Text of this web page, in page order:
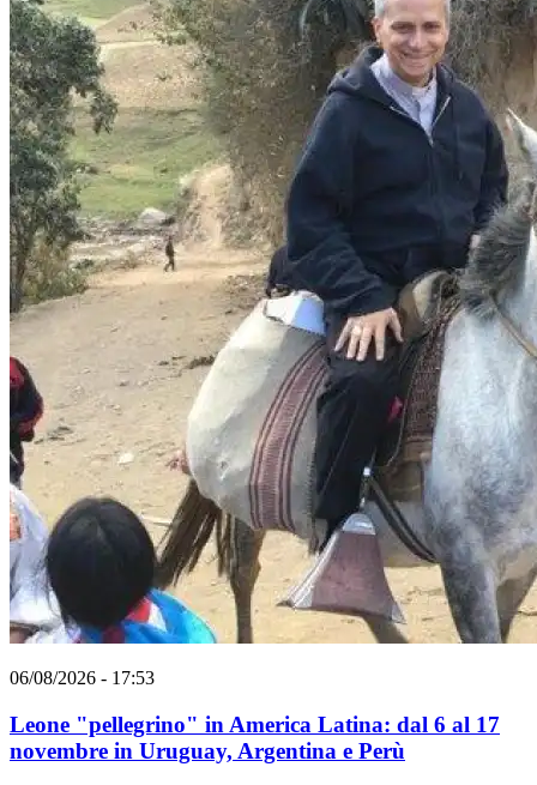
06/08/2026 - 17:53
Leone "pellegrino" in America Latina: dal 6 al 17
novembre in Uruguay, Argentina e Perù